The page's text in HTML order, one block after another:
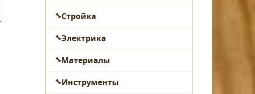
Стройка
Электрика
Материалы
Инструменты